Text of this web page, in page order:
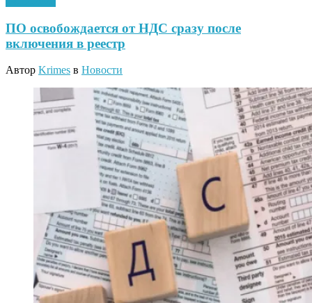
ПО освобождается от НДС сразу после
включения в реестр
Автор Krimes в Новости